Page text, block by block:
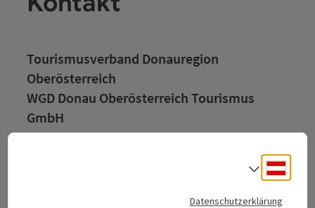
Tourismusverband Donauregion
Oberösterreich
WGD Donau Oberösterreich Tourismus
GmbH
Datenschutzerklärung